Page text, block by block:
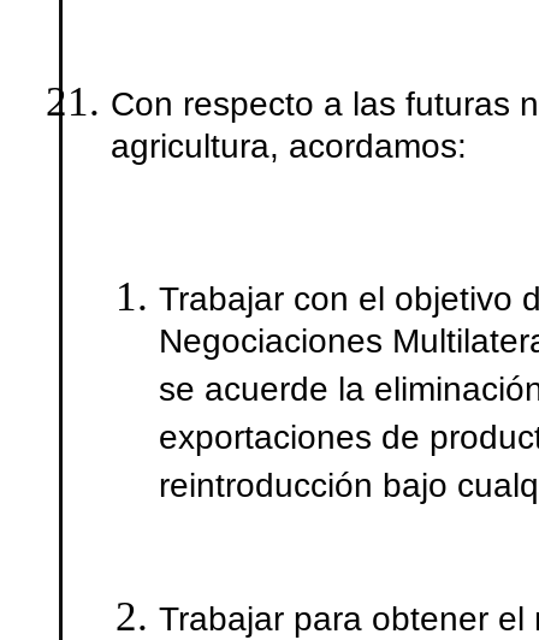
Con respecto a las futuras
agricultura, acordamos:
Trabajar con el objetivo
Negociaciones
se acuerde la
exportaciones de
reintroducción bajo
Trabajar para obtener